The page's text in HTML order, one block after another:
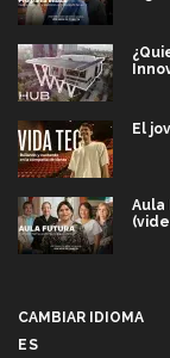
El
Aula
CAMBIAR IDIOMA
ES